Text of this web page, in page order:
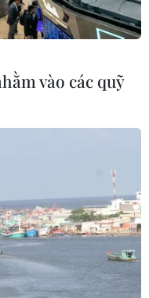
vào các quỹ